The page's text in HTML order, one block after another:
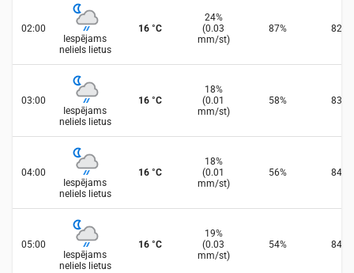
02:00
Iespējams
neliels lietus
16 °C
24%
(0.03
mm/st)
87% 82
03:00
Iespējams
neliels lietus
16 °C
18%
(0.01
mm/st)
58% 83
04:00
Iespējams
neliels lietus
16 °C
18%
(0.01
mm/st)
56% 84
05:00
Iespējams
neliels lietus
16 °C
19%
(0.03
mm/st)
54% 84